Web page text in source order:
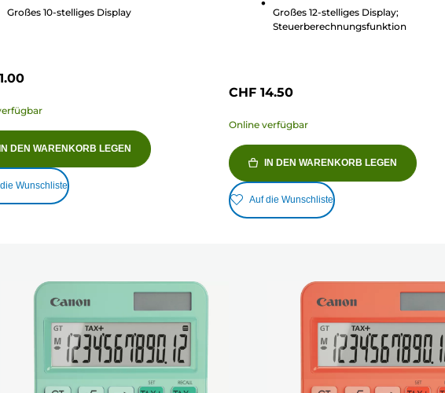
Großes 10-stelliges Display
DEN WARENKORB LEGEN
Wunschliste
Großes 12-stelliges Display;
Steuerberechnungsfunktion
CHF 14.50
Online verfügbar
IN DEN WARENKORB LEGEN
Auf die Wunschliste